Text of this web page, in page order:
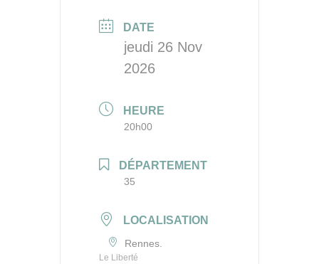
DATE
jeudi 26 Nov
2026
HEURE
20h00
DÉPARTEMENT
35
LOCALISATION
Rennes.
Le Liberté